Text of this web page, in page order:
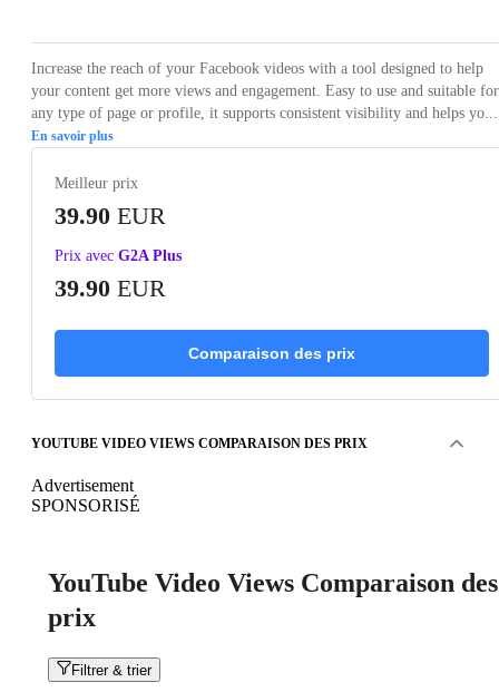
Increase the reach of your Facebook videos with a tool designed to help
your content get more views and engagement. Easy to use and suitable for
any type of page or profile, it supports consistent visibility and helps yo...
En savoir plus
Meilleur prix
39.90 EUR
Prix avec G2A Plus
39.90 EUR
Comparaison des prix
YOUTUBE VIDEO VIEWS COMPARAISON DES PRIX
Advertisement
SPONSORISÉ
YouTube Video Views Comparaison des
prix
Filtrer & trier